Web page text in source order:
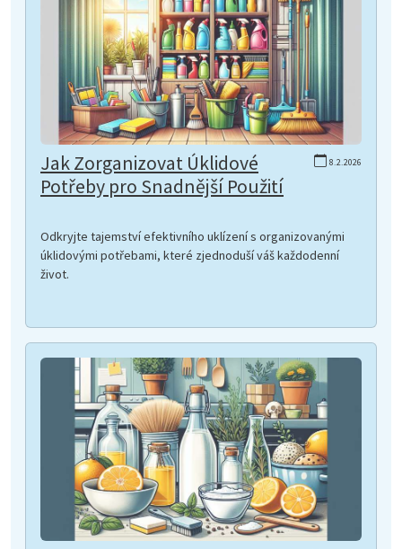
8.2.2026
Jak Zorganizovat Úklidové
Potřeby pro Snadnější Použití
Odkryjte tajemství efektivního uklízení s organizovanými
úklidovými potřebami, které zjednoduší váš každodenní
život.